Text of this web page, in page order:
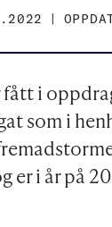
|
fått i
som i
er i år på